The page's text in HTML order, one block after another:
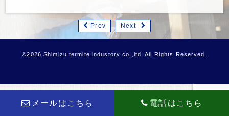
Prev Next
©2026 Shimizu termite industory co.,ltd. All Rights Reserved.
メールはこちら 電話はこちら